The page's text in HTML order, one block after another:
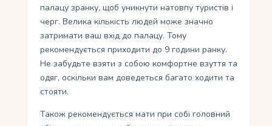
палацу зранку, щоб уникнути натовпу туристів і
черг. Велика кількість людей може значно
затримати ваш вхід до палацу. Тому
рекомендується приходити до 9 години ранку.
Не забудьте взяти з собою комфортне взуття та
одяг, оскільки вам доведеться багато ходити та
стояти.
Також рекомендується мати при собі головний